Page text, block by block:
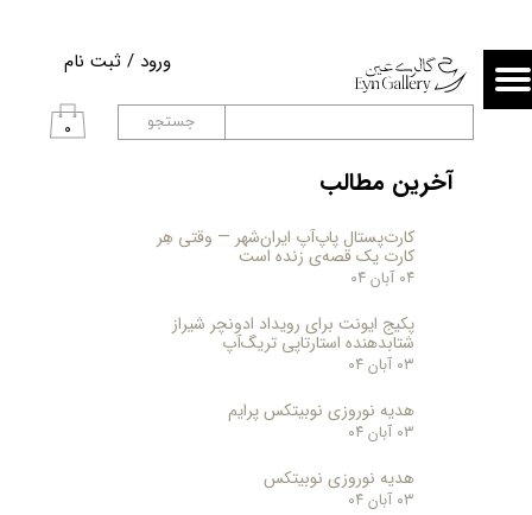
۰
ورود / ثبت نام
حساب کاربری من
تغییر گذر واژه
خروج از حساب کاربری
جستجو
کارت‌پستال پاپ‌آپ ایران‌شهر — وقتی هِر
کارت یک قصه‌ی زنده است
۰۴ آبان ۰۴
پکیج ایونت برای رویداد ادونچر شیراز
شتابدهنده استارتاپی تریگ‌آپ
۰۳ آبان ۰۴
هدیه نوروزی نوبیتکس پرایم
۰۳ آبان ۰۴
هدیه نوروزی نوبیتکس
۰۳ آبان ۰۴
آخرین مطالب